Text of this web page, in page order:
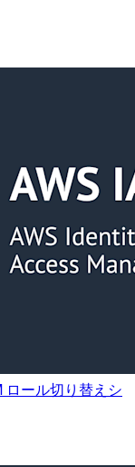
ロール切り替えシ